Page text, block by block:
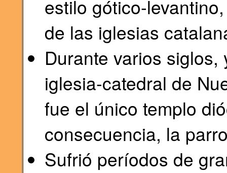
estilo gótico-
de las iglesias
Durante varios
iglesia-catedral de
fue el único templo
consecuencia, la
Sufrió períodos de